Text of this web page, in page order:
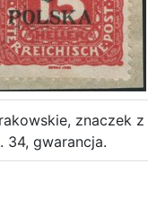
znaczek
34, gwarancja.